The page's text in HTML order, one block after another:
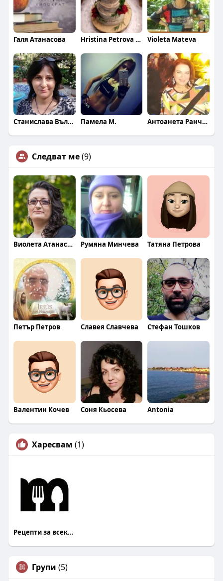
Галя Атанасова Hristina Petrova - Georgieva Violeta Mateva
Станислава Вълкова Памела М. Антоанета Ранчева
Следват ме(9)
Виолета Атанасова Румяна Минчева Татяна Петрова
Петър Петров Славея Славчева Стефан Тошков
Валентин Кочев Соня Кьосева Antonia
Харесвам (1)
Рецепти за всеки Mandja.bg
Групи (5)